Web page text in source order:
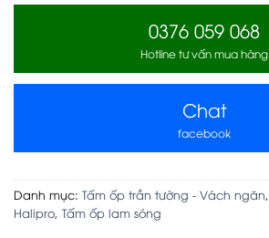
0376 059 068
Hotline tư vấn mua hàng
Chat
facebook
Danh mục: Tấm ốp trần tường - Vách ngăn,
Halipro, Tấm ốp lam sóng